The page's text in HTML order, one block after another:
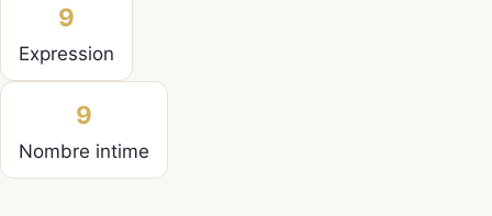
9
Expression
9
Nombre intime